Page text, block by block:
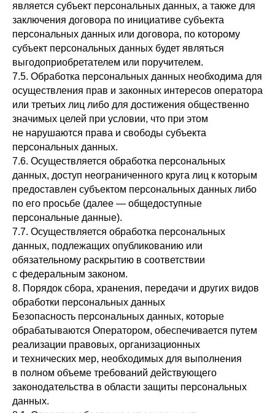
является субъект персональных данных, а также для
заключения договора по инициативе субъекта
персональных данных или договора, по которому
субъект персональных данных будет являться
выгодоприобретателем или поручителем.
7.5. Обработка персональных данных необходима для
осуществления прав и законных интересов оператора
или третьих лиц либо для достижения общественно
значимых целей при условии, что при этом
не нарушаются права и свободы субъекта
персональных данных.
7.6. Осуществляется обработка персональных
данных, доступ неограниченного круга лиц к которым
предоставлен субъектом персональных данных либо
по его просьбе (далее — общедоступные
персональные данные).
7.7. Осуществляется обработка персональных
данных, подлежащих опубликованию или
обязательному раскрытию в соответствии
с федеральным законом.
8. Порядок сбора, хранения, передачи и других видов
обработки персональных данных
Безопасность персональных данных, которые
обрабатываются Оператором, обеспечивается путем
реализации правовых, организационных
и технических мер, необходимых для выполнения
в полном объеме требований действующего
законодательства в области защиты персональных
данных.